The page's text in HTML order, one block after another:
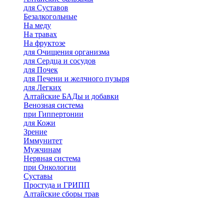
для Суставов
Безалкогольные
На меду
На травах
На фруктозе
для Очищения организма
для Сердца и сосудов
для Почек
для Печени и желчного пузыря
для Легких
Алтайские БАДы и добавки
Венозная система
при Гиппертонии
для Кожи
Зрение
Иммунитет
Мужчинам
Нервная система
при Онкологии
Суставы
Простуда и ГРИПП
Алтайские сборы трав